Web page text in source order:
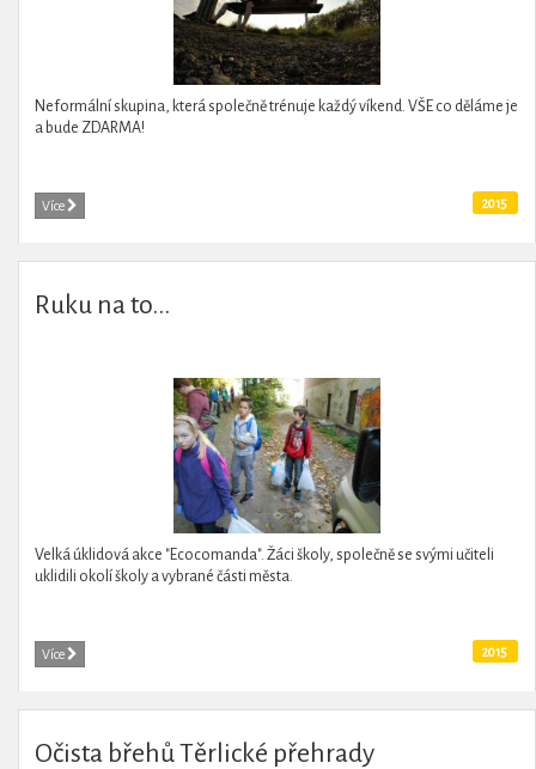
Neformální skupina, která společně trénuje každý víkend. VŠE co děláme je
a bude ZDARMA!
Více 2015
Ruku na to...
Velká úklidová akce "Ecocomanda". Žáci školy, společně se svými učiteli
uklidili okolí školy a vybrané části města.
Více 2015
Očista břehů Těrlické přehrady